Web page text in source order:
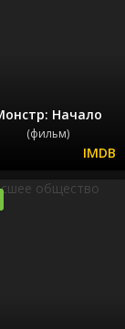
Начало
(фильм)